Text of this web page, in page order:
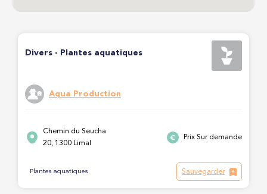
Divers - Plantes aquatiques
Aqua Production
Chemin du Seucha
20, 1300 Limal
Prix Sur demande
Plantes aquatiques Sauvegarder